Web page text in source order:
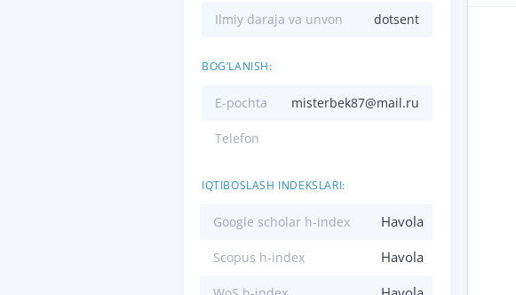
Ilmiy daraja va unvon dotsent
BOG‘LANISH:
E-pochta misterbek87@mail.ru
Telefon
IQTIBOSLASH INDEKSLARI:
Google scholar h-index Havola
Scopus h-index Havola